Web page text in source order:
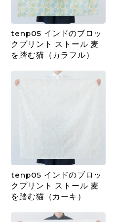
tenp05 インドのブロッ
クプリント ストール 麦
を踏む猫（カラフル）
tenp05 インドのブロッ
クプリント ストール 麦
を踏む猫（カーキ）